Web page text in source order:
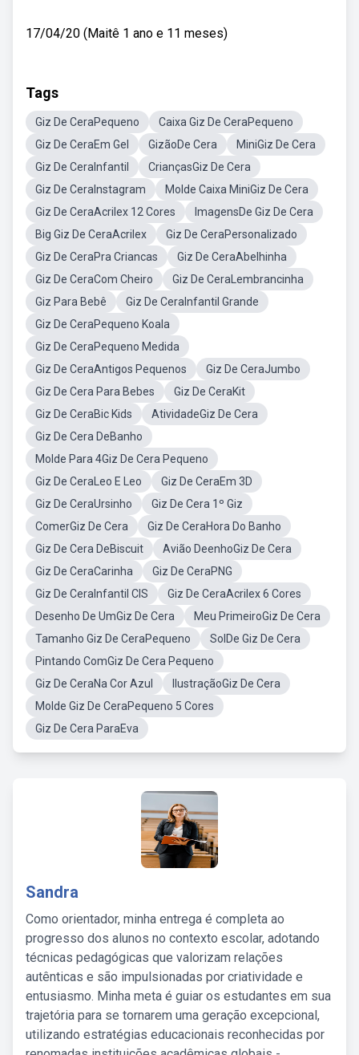
17/04/20 (Maitê 1 ano e 11 meses)
Tags
Giz De CeraPequeno
Caixa Giz De CeraPequeno
Giz De CeraEm Gel
GizãoDe Cera
MiniGiz De Cera
Giz De CeraInfantil
CriançasGiz De Cera
Giz De CeraInstagram
Molde Caixa MiniGiz De Cera
Giz De CeraAcrilex 12 Cores
ImagensDe Giz De Cera
Big Giz De CeraAcrilex
Giz De CeraPersonalizado
Giz De CeraPra Criancas
Giz De CeraAbelhinha
Giz De CeraCom Cheiro
Giz De CeraLembrancinha
Giz Para Bebê
Giz De CeraInfantil Grande
Giz De CeraPequeno Koala
Giz De CeraPequeno Medida
Giz De CeraAntigos Pequenos
Giz De CeraJumbo
Giz De Cera Para Bebes
Giz De CeraKit
Giz De CeraBic Kids
AtividadeGiz De Cera
Giz De Cera DeBanho
Molde Para 4Giz De Cera Pequeno
Giz De CeraLeo E Leo
Giz De CeraEm 3D
Giz De CeraUrsinho
Giz De Cera 1º Giz
ComerGiz De Cera
Giz De CeraHora Do Banho
Giz De Cera DeBiscuit
Avião DeenhoGiz De Cera
Giz De CeraCarinha
Giz De CeraPNG
Giz De CeraInfantil CIS
Giz De CeraAcrilex 6 Cores
Desenho De UmGiz De Cera
Meu PrimeiroGiz De Cera
Tamanho Giz De CeraPequeno
SolDe Giz De Cera
Pintando ComGiz De Cera Pequeno
Giz De CeraNa Cor Azul
IlustraçãoGiz De Cera
Molde Giz De CeraPequeno 5 Cores
Giz De Cera ParaEva
Sandra
Como orientador, minha entrega é completa ao
progresso dos alunos no contexto escolar, adotando
técnicas pedagógicas que valorizam relações
autênticas e são impulsionadas por criatividade e
entusiasmo. Minha meta é guiar os estudantes em sua
trajetória para se tornarem uma geração excepcional,
utilizando estratégias educacionais reconhecidas por